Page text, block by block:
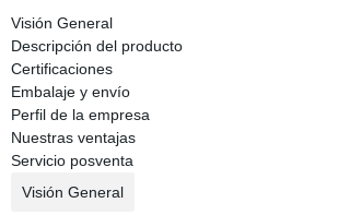
Visión General
Descripción del producto
Certificaciones
Embalaje y envío
Perfil de la empresa
Nuestras ventajas
Servicio posventa
Visión General